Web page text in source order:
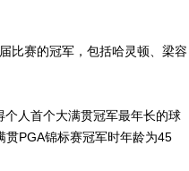
赛的冠军，包括哈灵顿、梁容
人首个大满贯冠军最年长的球
PGA锦标赛冠军时年龄为45